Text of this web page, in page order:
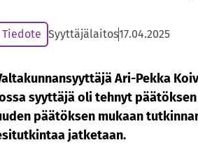
Tiedote Syyttäjälaitos17.04.2025
Ari-Pekka
syyttäjä oli tehnyt
päätöksen mukaan
jatketaan.